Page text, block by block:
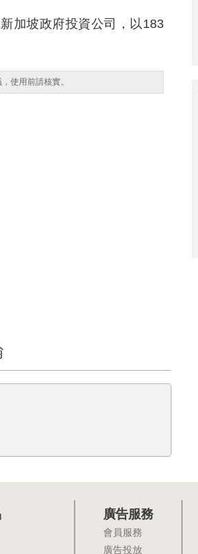
加坡政府投資公司，以183
使用前請核實。
廣告服務
會員服務
廣告投放